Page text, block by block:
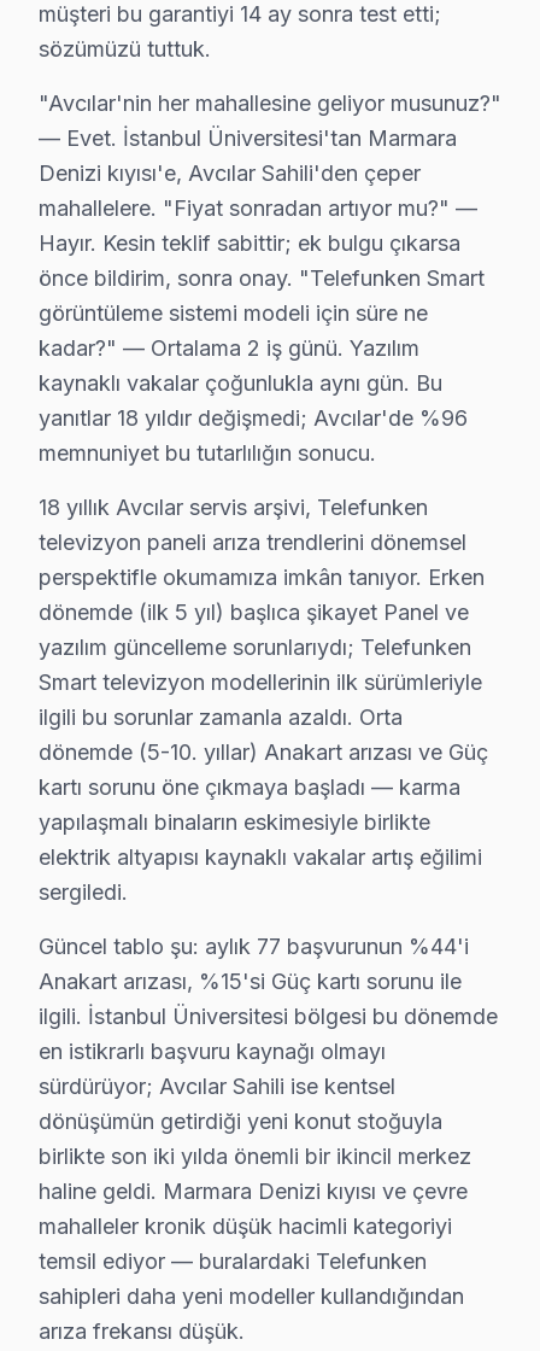
• Avcılar'de arıza anında teşhis ve müdahale
• Avcılar servisimizde orijinal yedek parça ile destek
• Avcılar'de 2 yıl işçilik garantisi
Telefunken TV ürünleriniz için Avcılar'de güvenilir ve
Avcılar'da Telefunken Servis Güvencesi –
Telefunken TV Servis Garanti Belgesi – Yazılı ve İmzalı
Avcılar'de Telefunken servis hizmetlerimizde
Avcılar garanti kapsamımız — Avcılar servisimizde
• Avcılar'de işçilik garantisi: 2 yıl
• Avcılar servisimizde yedek parça garantisi: 2 yıl
• Avcılar'de aynı arızanın tekrarında ücretsiz
Avcılar'de garanti dışı durumlar: Kullanıcı kaynaklı
Avcılar'de Telefunken Servis: Bölge Bilgisi
Avcılar, yaklaşık 450.000+ nüfusu barındıran
Telefunken TV Servis Ağımız: Avcılar Tüm
Avcılar'de Telefunken televizyon servisi arayan tüm
Tahtakale, Üniversite, Yeşilkent mahallelerinde
Ambarlı, Cihangir, Denizköşkler bölgelerinde Avcılar
Firuzköy, Gümüşpala, Mustafa Kemal Paşa
Telefunken TV Teknik Rehberi: Panel, Teşhis
Telefunken televizyonlarınızın tamir ve bakımında
Telefunken TV Teknik Profil ve Servis Rehberi
Telefunken televizyon paneli Teknik Servis Rehberi
Telefunken televizyon'lerde En Sık Karşılaşılan
Telefunken servisimizde en yaygın Netflix 4K
Telefunken Servis Yaklaşımımız
Alman mühendislik geleneği ilkeleri doğrultusunda
Telefunken televizyon ünitesi Onarım Süreci
1. Müşteri bildirir, servis ekibi arıza semptomlarını
2. Termal kamera, osiloskop, ESR ölçer ile elektronik
müşteri bu garantiyi 14 ay sonra test etti;
sözümüzü tuttuk.
"Avcılar'nin her mahallesine geliyor musunuz?"
— Evet. İstanbul Üniversitesi'tan Marmara
Denizi kıyısı'e, Avcılar Sahili'den çeper
mahallelere. "Fiyat sonradan artıyor mu?" —
Hayır. Kesin teklif sabittir; ek bulgu çıkarsa
önce bildirim, sonra onay. "Telefunken Smart
görüntüleme sistemi modeli için süre ne
kadar?" — Ortalama 2 iş günü. Yazılım
kaynaklı vakalar çoğunlukla aynı gün. Bu
yanıtlar 18 yıldır değişmedi; Avcılar'de %96
memnuniyet bu tutarlılığın sonucu.
18 yıllık Avcılar servis arşivi, Telefunken
televizyon paneli arıza trendlerini dönemsel
perspektifle okumamıza imkân tanıyor. Erken
dönemde (ilk 5 yıl) başlıca şikayet Panel ve
yazılım güncelleme sorunlarıydı; Telefunken
Smart televizyon modellerinin ilk sürümleriyle
ilgili bu sorunlar zamanla azaldı. Orta
dönemde (5-10. yıllar) Anakart arızası ve Güç
kartı sorunu öne çıkmaya başladı — karma
yapılaşmalı binaların eskimesiyle birlikte
elektrik altyapısı kaynaklı vakalar artış eğilimi
sergiledi.
Güncel tablo şu: aylık 77 başvurunun %44'i
Anakart arızası, %15'si Güç kartı sorunu ile
ilgili. İstanbul Üniversitesi bölgesi bu dönemde
en istikrarlı başvuru kaynağı olmayı
sürdürüyor; Avcılar Sahili ise kentsel
dönüşümün getirdiği yeni konut stoğuyla
birlikte son iki yılda önemli bir ikincil merkez
haline geldi. Marmara Denizi kıyısı ve çevre
mahalleler kronik düşük hacimli kategoriyi
temsil ediyor — buralardaki Telefunken
sahipleri daha yeni modeller kullandığından
arıza frekansı düşük.